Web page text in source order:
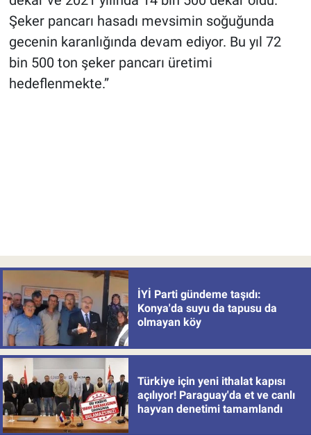
Şeker pancarı hasadı mevsimin soğuğunda
gecenin karanlığında devam ediyor. Bu yıl 72
bin 500 ton şeker pancarı üretimi
hedeflenmekte.”
İYİ Parti gündeme taşıdı:
Konya'da suyu da tapusu da
olmayan köy
Türkiye için yeni ithalat kapısı
açılıyor! Paraguay'da et ve canlı
hayvan denetimi tamamlandı